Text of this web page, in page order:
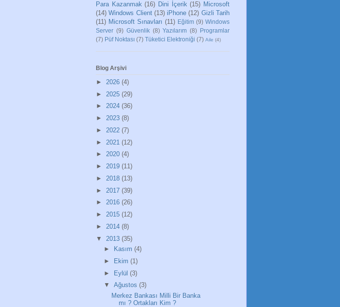
Para Kazanmak (16) Dini İçerik (15) Microsoft
(14) Windows Client (13) iPhone (12) Gizli Tarih
(11) Microsoft Sınavları (11) Eğitim (9) Windows
Server (9) Güvenlik (8) Yazılarım (8)
Programlar
(7) Püf Noktası (7) Tüketici Elektroniği (7) Aile (4)
Blog Arşivi
► 2026 (4)
► 2025 (29)
► 2024 (36)
► 2023 (8)
► 2022 (7)
► 2021 (12)
► 2020 (4)
► 2019 (11)
► 2018 (13)
► 2017 (39)
► 2016 (26)
► 2015 (12)
► 2014 (8)
▼ 2013 (35)
►
Kasım (4)
►
Ekim (1)
► Eylül (3)
▼ Ağustos (3)
Merkez Bankası Milli Bir Banka
mı ? Ortakları Kim ?